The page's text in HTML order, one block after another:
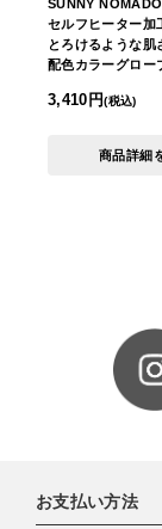
SUNNY NOMADO
セルフヒーター加
とろけるような肌
配色カラーグロー
3,410円(税込)
商品詳細
お支払い方法